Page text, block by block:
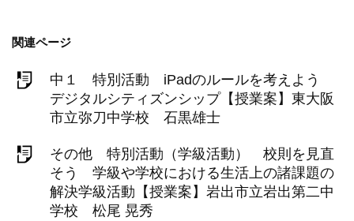
関連ページ
中１ 特別活動 iPadのルールを考えよう
デジタルシティズンシップ【授業案】東大阪
市立弥刀中学校 石黒雄士
その他 特別活動（学級活動） 校則を見直
そう 学級や学校における生活上の諸課題の
解決学級活動【授業案】岩出市立岩出第二中
学校 松尾 晃秀